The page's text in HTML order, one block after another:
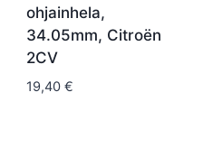
ohjainhela,
34.05mm, Citroën
2CV
19,40 €